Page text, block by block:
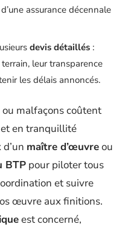
assurance décennale
devis détaillés :
leur transparence
les délais annoncés.
malfaçons coûtent
en tranquillité
maître d’œuvreou
BTP pour piloter tous
et suivre
œuvre aux finitions.
est concerné,